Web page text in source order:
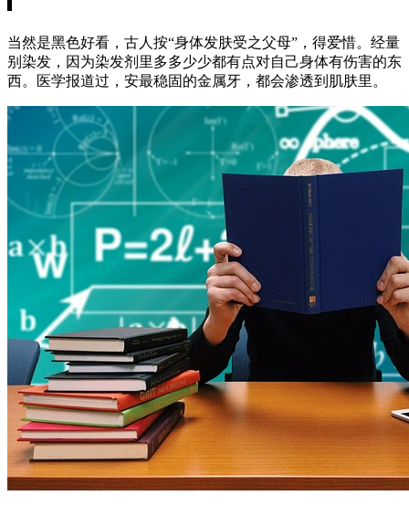
当然是黑色好看，古人按“身体发肤受之父母”，得爱惜。经量
别染发，因为染发剂里多多少少都有点对自己身体有伤害的东
西。医学报道过，安最稳固的金属牙，都会渗透到肌肤里。